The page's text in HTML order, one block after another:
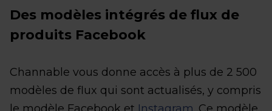
Des modèles intégrés de flux de
produits Facebook
Channable vous donne accès à plus de 2 500
modèles de flux qui sont actualisés, y compris